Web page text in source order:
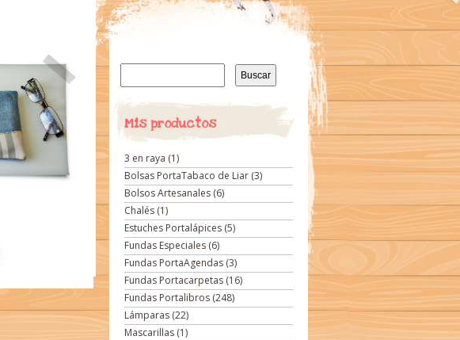
Buscar:
Mis productos
3 en raya (1)
Bolsas PortaTabaco de Liar(3)
Bolsos Artesanales(6)
Chalés(1)
Estuches Portalápices(5)
Fundas Especiales(6)
Fundas PortaAgendas(3)
Fundas Portacarpetas(16)
Fundas Portalibros(248)
Lámparas(22)
Mascarillas(1)